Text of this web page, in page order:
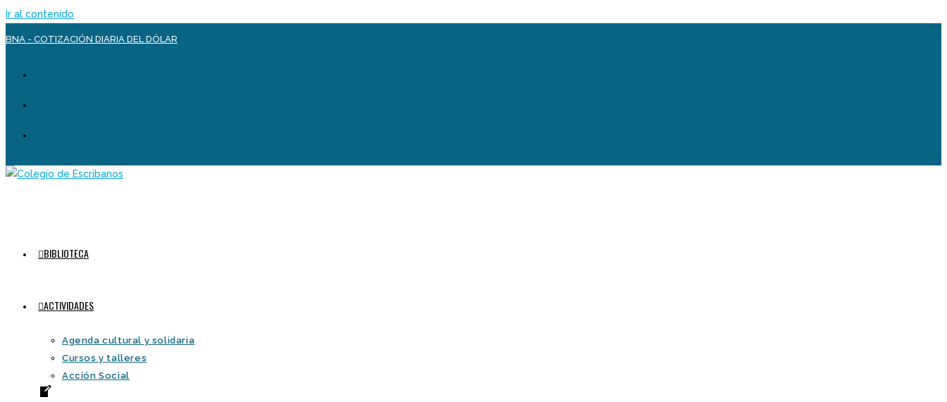
Ir al contenido
BNA - COTIZACIÓN DIARIA DEL DÓLAR
BIBLIOTECA
ACTIVIDADES
Agenda cultural y solidaria
Cursos y talleres
Acción Social